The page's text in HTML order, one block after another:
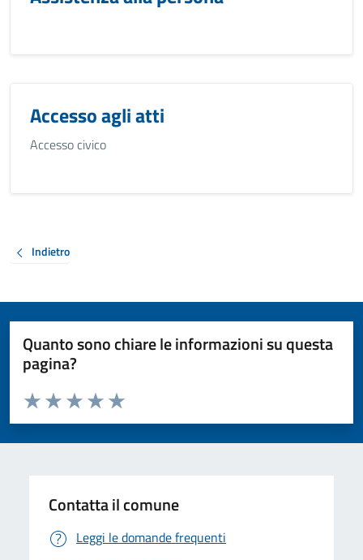
Accesso agli atti
Accesso civico
Indietro
Quanto sono chiare le informazioni su questa
pagina?
Valuta da 1 a 5 stelle la pagina
Valuta 5 stelle su 5
Valuta 4 stelle su 5
Valuta 3 stelle su 5
Valuta 2 stelle su 5
Valuta 1 stelle su 5
Contatta il comune
Leggi le domande frequenti